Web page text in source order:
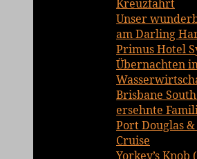
Kreuzfahrt
Unser
am Darling
Primus Hotel
Übernachten
Brisbane
ersehnte
Port Douglas
Cruise
Yorkey’s Knob